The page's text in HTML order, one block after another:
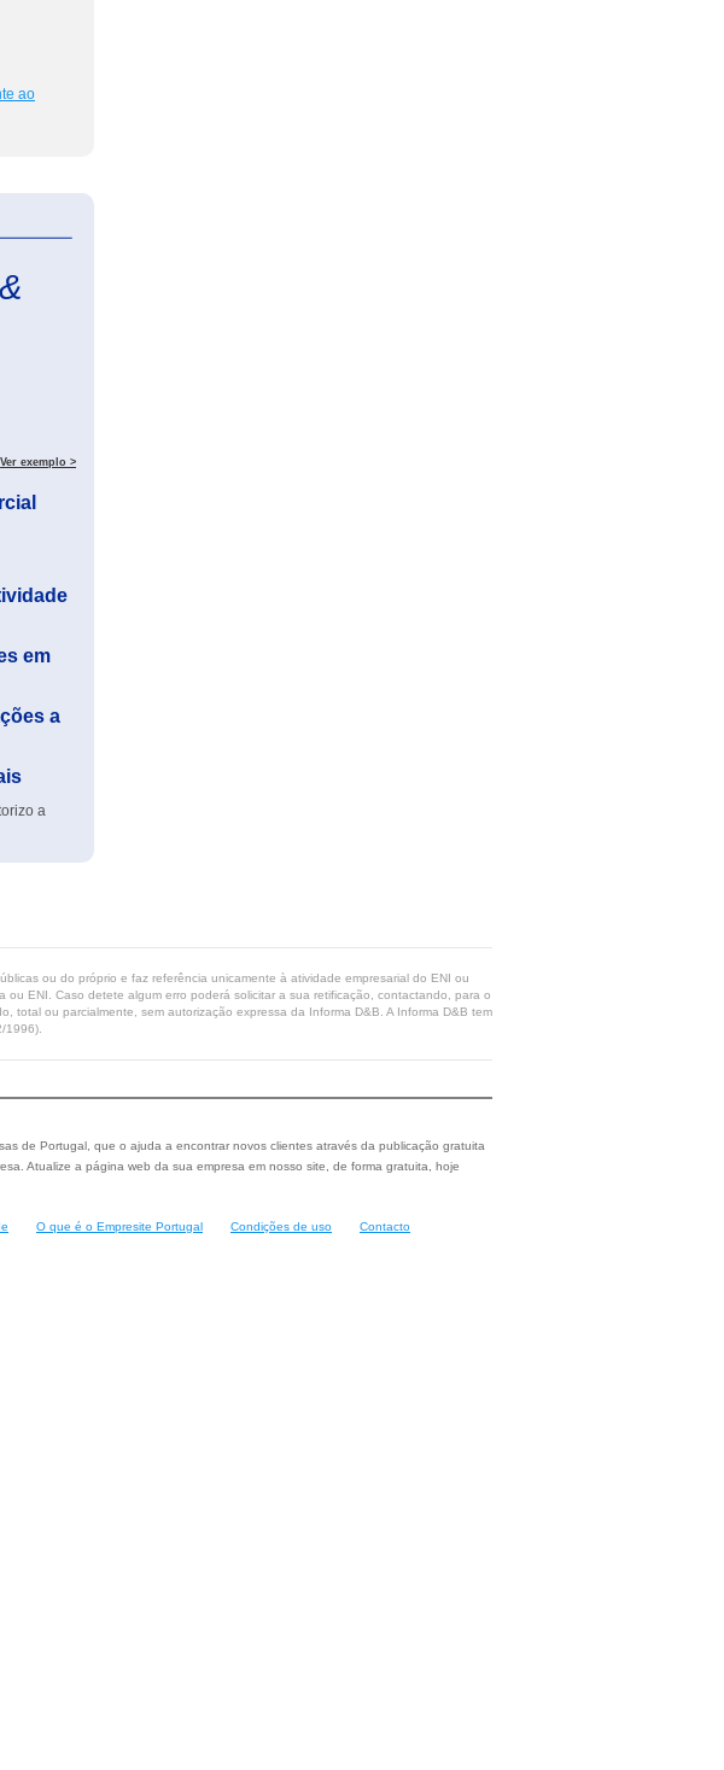
ao
Ver exemplo >
em
a
a
ou do próprio e faz referência unicamente à atividade empresarial do ENI ou
ENI. Caso detete algum erro poderá solicitar a sua retificação, contactando, para o
ou parcialmente, sem autorização expressa da Informa D&B. A Informa D&B tem
1996).
de Portugal, que o ajuda a encontrar novos clientes através da publicação gratuita
Atualize a página web da sua empresa em nosso site, de forma gratuita, hoje
O que é o Empresite Portugal Condições de uso Contacto